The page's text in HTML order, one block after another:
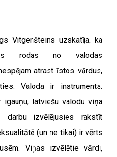
Vitgenšteins uzskatīja, ka
rodas no valodas
atrast īstos vārdus,
Valoda ir instruments.
igauņu, latviešu valodu viņa
darbu izvēlējusies rakstīt
(un ne tikai) ir vērts
Viņas izvēlētie vārdi,